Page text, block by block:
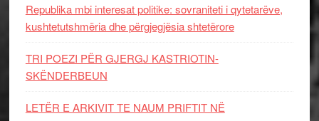
Republika mbi interesat politike: sovraniteti i qytetarëve,
kushtetutshmëria dhe përgjegjësia shtetërore
TRI POEZI PËR GJERGJ KASTRIOTIN-
SKËNDERBEUN
LETËR E ARKIVIT TE NAUM PRIFTIT NË